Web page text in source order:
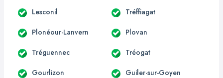
Lesconil Tréffiagat
Plonéour-Lanvern Plovan
Tréguennec Tréogat
Gourlizon Guiler-sur-Goyen